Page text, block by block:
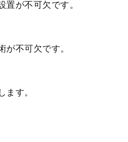
が不可欠です。
不可欠です。
す。